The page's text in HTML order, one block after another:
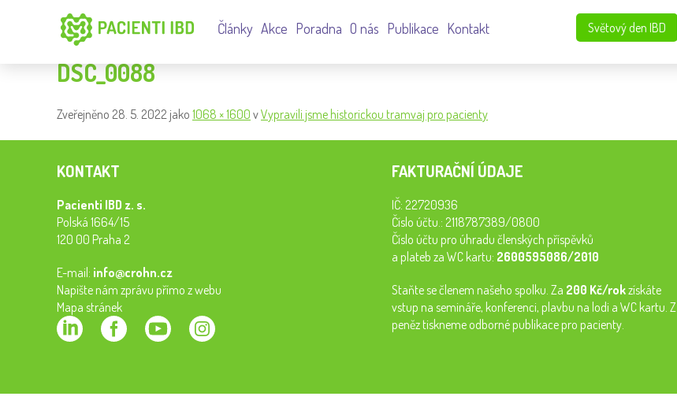
Světový den IBD
Články Akce Poradna O nás Publikace Kontakt
DSC_0088
Zveřejněno 28. 5. 2022 jako 1068 × 1600 vVypravili jsme historickou tramvaj pro pacienty
KONTAKT
Pacienti IBD z. s.
Polská 1664/15
120 00 Praha 2
E-mail: info@crohn.cz
Napište nám zprávu přímo z webu
Mapa stránek
FAKTURAČNÍ ÚDAJE
IČ: 22720936
Číslo účtu.: 2118787389/0800
Číslo účtu pro úhradu členských příspěvků
a plateb za WC kartu: 2600595086/2010
Staňte se členem našeho spolku. Za 200 Kč/rokzískáte
vstup na semináře, konferenci, plavbu na lodi a WC kartu. Z
peněz tiskneme odborné publikace pro pacienty.